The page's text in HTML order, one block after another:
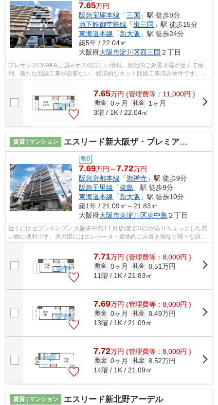
7.65万円
阪急宝塚本線 「三国 」駅 徒歩8分
地下鉄御堂筋線 「東三国 」駅 徒歩15分
東海道本線 「新大阪 」駅 徒歩24分
築5年 / 22.04㎡
大阪府大阪市淀川区西三国 ２丁目
プレサンスOSAKA三国ネオスの詳しい情報。敷地内ごみ置き場が近くて便
利。新たな回線工事が必要ない、経済的なネット回線工事済み物件です。幅
7.65万円 (管理費等：11,000円 )
敷金 0ヶ月 礼金
1ヶ月
3階 / 1K / 22.04㎡
賃貸 | マンション エスリード新大阪ザ・プレミアWEST
敷0
7.69万円～7.72万円
阪急京都本線 「崇禅寺 」駅 徒歩9分
阪急千里線 「柴島 」駅 徒歩9分
東海道本線 「新大阪 」駅 徒歩10分
築1年 / 21.09㎡～21.83㎡
大阪府大阪市東淀川区東中島 ２丁目
近くにはセブンイレブン 大阪東中島3丁目店(徒歩3分)がありちょっとした買
い物に便利です。共用部にはエレベータ・敷地内ごみ置き場など様々な設備
7.71万円 (管理費等：8,000円 )
敷金 0ヶ月 礼金 8.51万円
11階 / 1K / 21.83㎡
7.69万円 (管理費等：8,000円 )
敷金 0ヶ月 礼金 8.49万円
13階 / 1K / 21.09㎡
7.72万円 (管理費等：8,000円 )
敷金 0ヶ月 礼金 8.52万円
14階 / 1K / 21.09㎡
賃貸 | マンション エスリード新北野アーデル